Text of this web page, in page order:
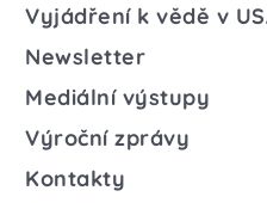
Vyjádření k vědě v
Newsletter
Mediální výstupy
Výroční zprávy
Kontakty